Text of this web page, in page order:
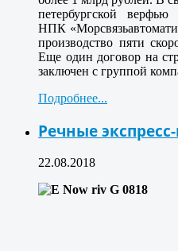
петербургской
НПК
производство пяти
Еще один договор на
заключен с группой
Подробнее...
Речные
22.08.2018